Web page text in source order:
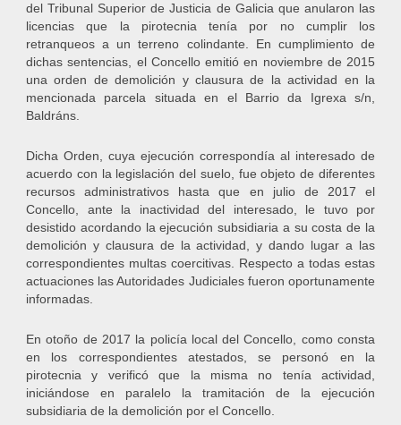
del Tribunal Superior de Justicia de Galicia que anularon las
licencias que la pirotecnia tenía por no cumplir los
retranqueos a un terreno colindante. En cumplimiento de
dichas sentencias, el Concello emitió en noviembre de 2015
una orden de demolición y clausura de la actividad en la
mencionada parcela situada en el Barrio da Igrexa s/n,
Baldráns.
Dicha Orden, cuya ejecución correspondía al interesado de
acuerdo con la legislación del suelo, fue objeto de diferentes
recursos administrativos hasta que en julio de 2017 el
Concello, ante la inactividad del interesado, le tuvo por
desistido acordando la ejecución subsidiaria a su costa de la
demolición y clausura de la actividad, y dando lugar a las
correspondientes multas coercitivas. Respecto a todas estas
actuaciones las Autoridades Judiciales fueron oportunamente
informadas.
En otoño de 2017 la policía local del Concello, como consta
en los correspondientes atestados, se personó en la
pirotecnia y verificó que la misma no tenía actividad,
iniciándose en paralelo la tramitación de la ejecución
subsidiaria de la demolición por el Concello.